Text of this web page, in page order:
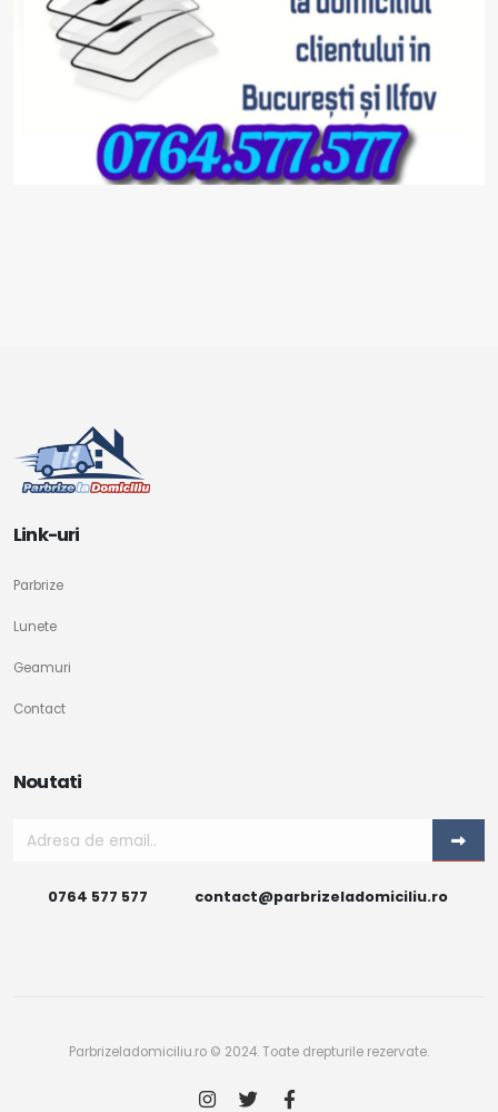
Link-uri
Parbrize
Lunete
Geamuri
Contact
Noutati
0764 577 577 contact@parbrizeladomiciliu.ro
Parbrizeladomiciliu.ro © 2024. Toate drepturile rezervate.